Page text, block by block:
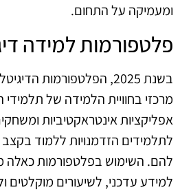
ומעמיקה על התחום.
פלטפורמות למידה
בשנת 2025, הפלטפורמות
מרכזי בחוויית הלמידה של תלמידי
אפליקציות אינטראקטיביות
לתלמידים הזדמנויות ללמוד
להם. השימוש בפלטפורמות
למידע עדכני, לשיעורים מוקלטים